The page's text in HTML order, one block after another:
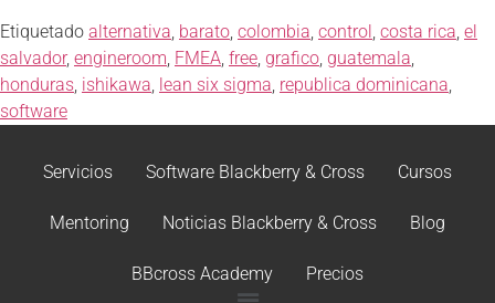
Etiquetado alternativa, barato, colombia, control, costa rica, el
salvador, engineroom, FMEA, free, grafico, guatemala,
honduras, ishikawa, lean six sigma, republica dominicana,
software
Servicios Software Blackberry & Cross Cursos
Mentoring Noticias Blackberry & Cross Blog
BBcross Academy Precios